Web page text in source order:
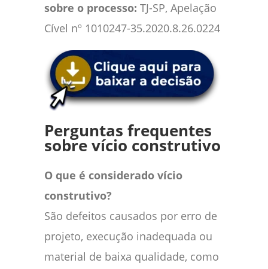
sobre o processo: TJ-SP, Apelação
Cível nº 1010247-35.2020.8.26.0224
Perguntas frequentes
sobre vício construtivo
O que é considerado vício
construtivo?
São defeitos causados por erro de
projeto, execução inadequada ou
material de baixa qualidade, como